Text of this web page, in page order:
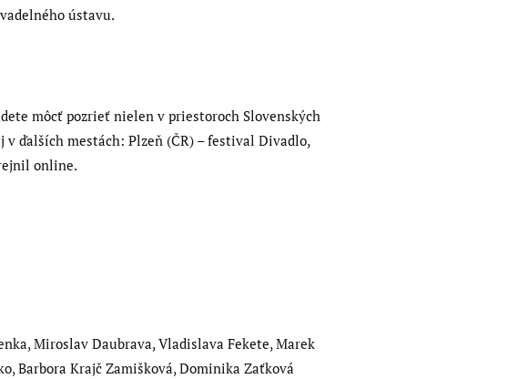
ústavu.
môcť pozrieť nielen v priestoroch Slovenských
v ďalších mestách: Plzeň (ČR) – festival Divadlo,
online.
Miroslav Daubrava, Vladislava Fekete, Marek
Barbora Krajč Zamišková, Dominika Zaťková